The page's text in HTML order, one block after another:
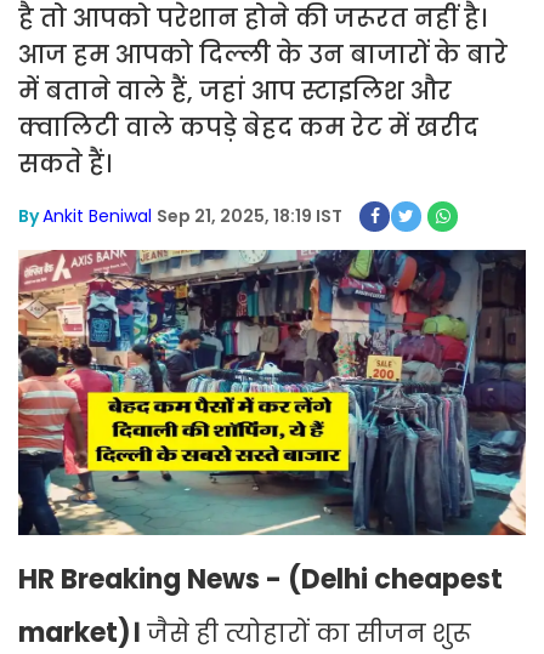
है तो आपको परेशान होने की जरूरत नहीं है।
आज हम आपको दिल्ली के उन बाजारों के बारे
में बताने वाले हैं, जहां आप स्टाइलिश और
क्वालिटी वाले कपड़े बेहद कम रेट में खरीद
सकते हैं।
ByAnkit Beniwal Sep 21, 2025, 18:19 IST
HR Breaking News - (Delhi cheapest
market)। जैसे ही त्योहारों का सीजन शुरू